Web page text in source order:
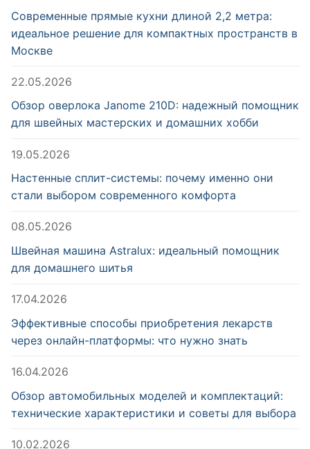
Современные прямые кухни длиной 2,2 метра:
идеальное решение для компактных пространств в
Москве
22.05.2026
Обзор оверлока Janome 210D: надежный помощник
для швейных мастерских и домашних хобби
19.05.2026
Настенные сплит-системы: почему именно они
стали выбором современного комфорта
08.05.2026
Швейная машина Astralux: идеальный помощник
для домашнего шитья
17.04.2026
Эффективные способы приобретения лекарств
через онлайн-платформы: что нужно знать
16.04.2026
Обзор автомобильных моделей и комплектаций:
технические характеристики и советы для выбора
10.02.2026